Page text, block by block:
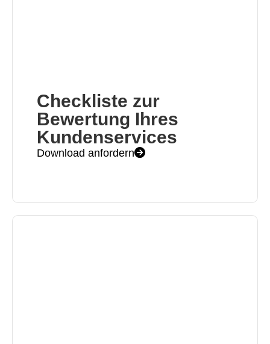
Checkliste zur
Bewertung Ihres
Kundenservices
Download anfordern